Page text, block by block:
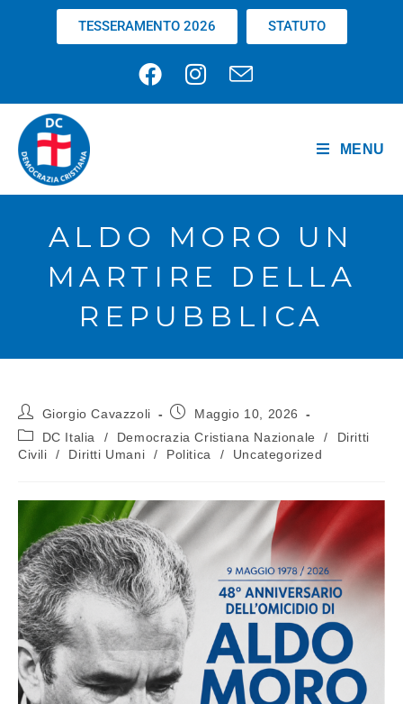
TESSERAMENTO 2026 STATUTO
MENU
ALDO MORO UN
MARTIRE DELLA
REPUBBLICA
Giorgio Cavazzoli
Maggio 10, 2026
DC Italia
/ Democrazia Cristiana Nazionale /
Diritti
Civili
/ Diritti Umani / Politica / Uncategorized